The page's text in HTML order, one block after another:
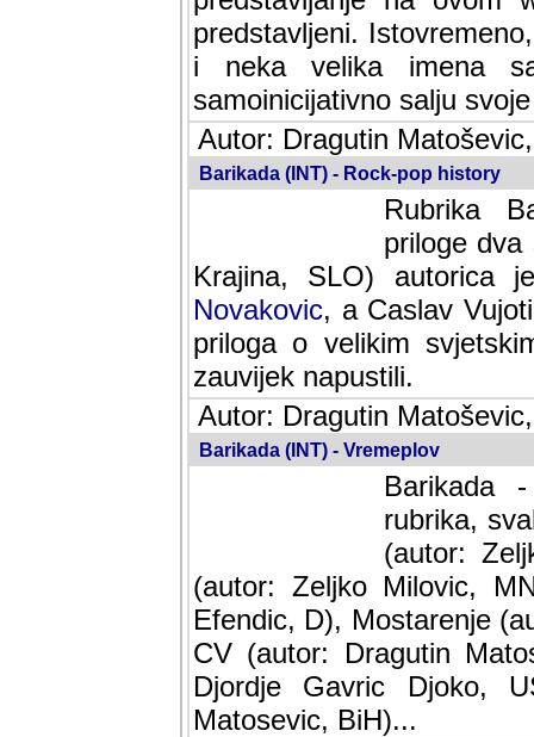
predstavljeni.
i neka velika imena
samoinicijativno salju
Autor: Dragutin
Barikada (INT) - Rock-pop history
Rubrika
dva
SLO) autorica je velikog
Caslav Vujotic
velikim svjetskim
napustili.
Autor: Dragutin
Barikada (INT) - Vremeplov
Barikada
rubrika,
(autor:
(autor: Zeljko Milovic,
Efendic, D), Mostarenje
CV (autor: Dragutin
Djordje Gavric Djoko,
Matosevic, BiH)...